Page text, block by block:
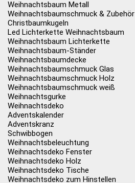
Weihnachtsbaum Metall
Weihnachtsbaumschmuck & Zubehör
Christbaumkugeln
Led Lichterkette Weihnachtsbaum
Weihnachtsbaum Lichterkette
Weihnachtsbaum-Ständer
Weihnachtsbaumdecke
Weihnachtsbaumschmuck Glas
Weihnachtsbaumschmuck Holz
Weihnachtsbaumschmuck weiß
Weihnachtsgurke
Weihnachtsdeko
Adventskalender
Adventskranz
Schwibbogen
Weihnachtsbeleuchtung
Weihnachtsdeko Fenster
Weihnachtsdeko Holz
Weihnachtsdeko Tische
Weihnachtsdeko zum Hinstellen